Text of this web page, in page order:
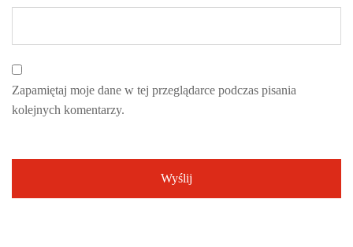
Zapamiętaj moje dane w tej przeglądarce podczas pisania
kolejnych komentarzy.